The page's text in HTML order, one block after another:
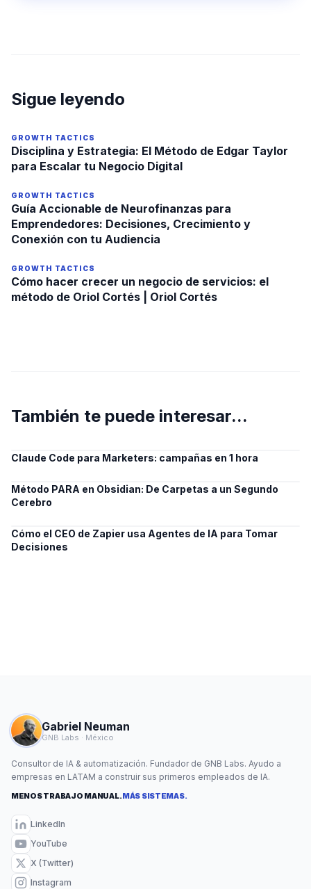
Sigue leyendo
GROWTH TACTICS
Disciplina y Estrategia: El Método de Edgar Taylor
para Escalar tu Negocio Digital
GROWTH TACTICS
Guía Accionable de Neurofinanzas para
Emprendedores: Decisiones, Crecimiento y
Conexión con tu Audiencia
GROWTH TACTICS
Cómo hacer crecer un negocio de servicios: el
método de Oriol Cortés | Oriol Cortés
También te puede interesar...
Claude Code para Marketers: campañas en 1 hora
Método PARA en Obsidian: De Carpetas a un Segundo
Cerebro
Cómo el CEO de Zapier usa Agentes de IA para Tomar
Decisiones
Gabriel Neuman
GNB Labs · México
Consultor de IA & automatización. Fundador de GNB Labs. Ayudo a
empresas en LATAM a construir sus primeros empleados de IA.
MENOS TRABAJO MANUAL.MÁS SISTEMAS.
LinkedIn
YouTube
X (Twitter)
Instagram